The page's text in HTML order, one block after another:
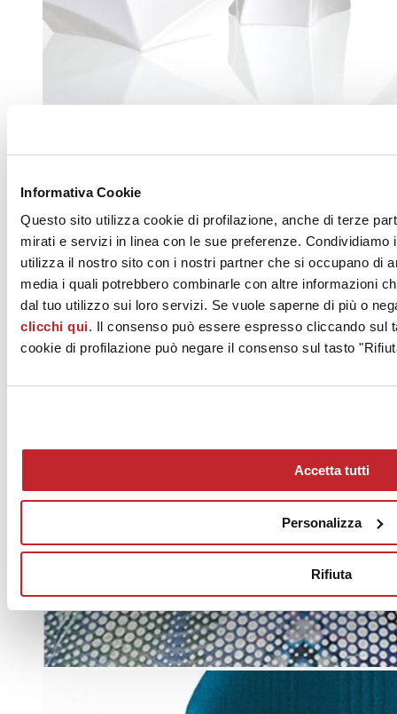
Informativa Cookie
Questo sito utilizza cookie di profilazione, anche di terze
mirati e servizi in linea con le sue preferenze.
utilizza il nostro sito con i nostri partner che si occupano di
media i quali potrebbero combinarle con altre informazioni
dal tuo utilizzo sui loro servizi. Se vuole saperne di più o
clicchi qui. Il consenso può essere espresso cliccando sul
cookie di profilazione può negare il consenso sul tasto
Accetta tutti
Personalizza
Rifiuta